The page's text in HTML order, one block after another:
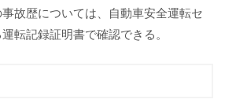
故歴については、自動車安全運転セ
転記録証明書で確認できる。